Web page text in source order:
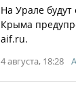
На Урале
Крыма
aif.ru.
4 августа, 18:28